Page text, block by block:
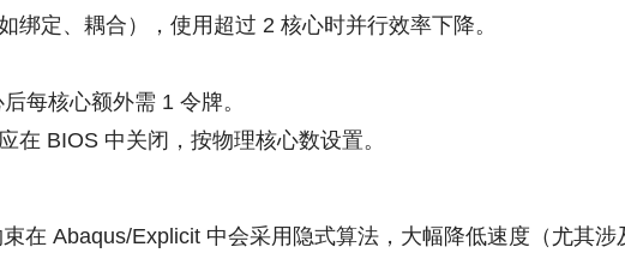
定、耦合），使用超过 2 核心时并行效率下降。
每核心额外需 1 令牌。
BIOS 中关闭，按物理核心数设置。
在 Abaqus/Explicit 中会采用隐式算法，大幅降低速度（尤其